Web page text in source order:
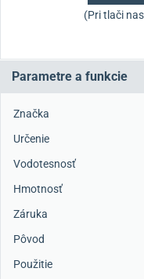
(Pri tlači
Parametre a funkcie
Značka
Určenie
Vodotesnosť
Hmotnosť
Záruka
Pôvod
Použitie